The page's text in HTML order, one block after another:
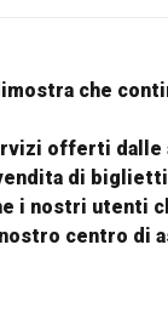
che
offerti
di
nostri utenti
centro di